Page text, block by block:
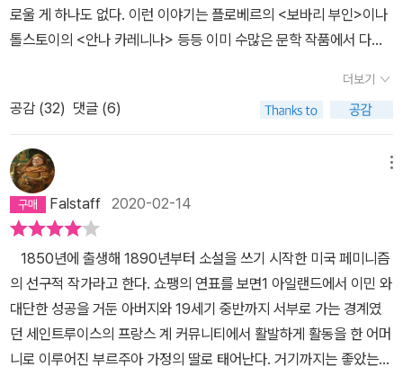
로울 게 하나도 없다. 이런 이야기는 플로베르의 <보바리 부인>이나
톨스토이의 <안나 카레니나> 등등 이미 수많은 문학 작품에서 다루
남자를 만나 육체와 정신적으로 만족하는 사랑을 하고, 자기 내면의
목소리, 자기의 욕망에 깨달음 같은 것을 얻지만 결국 파멸로 치닫는
그런 이야기. 이른바 여성의 ‘부도덕한 일탈’을 소재로 삼은 이야기는
너무나도 흔하다.그러나 같은 이야기에, 비슷한 결말을 맞이해도 그
과정을 어떻게 그리느냐에 따라 완전히 다른 작품이 된다. 플로베르
나 톨스토이와 달리 케이트 쇼팽은 여성이기에 <보바리 부인>의 ‘엠
마’나 <안나 카레니나>의 ‘안나’와 비슷한 과정을 겪어도 전혀 다른
인물인 ‘에드나’를 창조할 수 있었던 게 아닐까. 에드나와 그녀가 사랑
하는 ‘로베르’와의 관계도 ‘안나-브론스키’, ‘엠마-로돌프’ 또는 ‘엠마-
레옹’과의 관계와 비슷한 것 같아도 사뭇 다르다. 에드나는 여름 별장
에서 만난 로베르에게 호감과 사랑을 느끼지만 그와의 사랑은 성적인
결합이 배제되어 있다. 오히려 에드나는 로베르에게 사랑을 느낀 뒤
더보기
공감 (32) 댓글 (6)
Falstaff 2020-02-14
1850년에 출생해 1890년부터 소설을 쓰기 시작한 미국 페미니즘
의 선구적 작가라고 한다. 쇼팽의 연표를 보면1 아일랜드에서 이민 와
대단한 성공을 거둔 아버지와 19세기 중반까지 서부로 가는 경계였
던 세인트루이스의 프랑스 계 커뮤니티에서 활발하게 활동을 한 어머
니로 이루어진 부르주아 가정의 딸로 태어난다. 거기까지는 좋았는데